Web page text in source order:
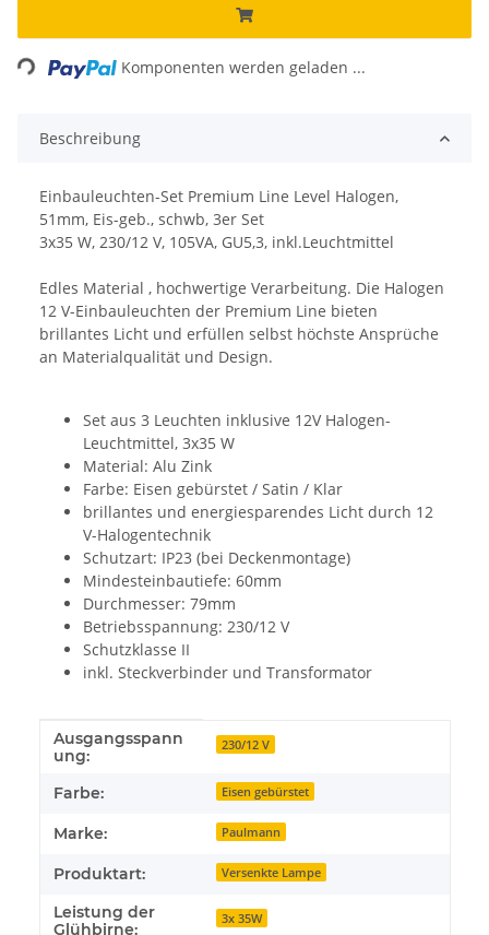
Loading... Komponenten werden geladen ...
Beschreibung
Einbauleuchten-Set Premium Line Level Halogen,
51mm, Eis-geb., schwb, 3er Set
3x35 W, 230/12 V, 105VA, GU5,3, inkl.Leuchtmittel
Edles Material , hochwertige Verarbeitung. Die Halogen
12 V-Einbauleuchten der Premium Line bieten
brillantes Licht und erfüllen selbst höchste Ansprüche
an Materialqualität und Design.
Set aus 3 Leuchten inklusive 12V Halogen-
Leuchtmittel, 3x35 W
Material: Alu Zink
Farbe: Eisen gebürstet / Satin / Klar
brillantes und energiesparendes Licht durch 12
V-Halogentechnik
Schutzart: IP23 (bei Deckenmontage)
Mindesteinbautiefe: 60mm
Durchmesser: 79mm
Betriebsspannung: 230/12 V
Schutzklasse II
inkl. Steckverbinder und Transformator
Produkteigenschaft
Wert
Ausgangsspann
ung:
230/12 V
Farbe: Eisen gebürstet
Marke: Paulmann
Produktart: Versenkte Lampe
Leistung der
Glühbirne:
3x 35W